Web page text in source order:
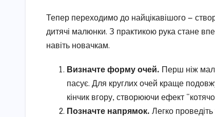
Тепер переходимо до найцікавішого —
дитячі малюнки. З практикою рука стане
навіть новачкам.
Визначте форму очей. Перш ніж
пасує. Для круглих очей краще
кінчик вгору, створюючи ефект
Позначте напрямок. Легко